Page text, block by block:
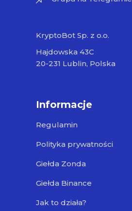
KryptoBot Sp. z o.o.
Hajdowska 43C
20-231 Lublin, Polska
Informacje
Regulamin
Polityka prywatności
Giełda Zonda
Giełda Binance
Jak to działa?